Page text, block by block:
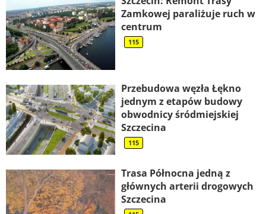
Zamkowej paraliżuje ruch w
centrum
115
Przebudowa węzła Łękno
jednym z etapów budowy
obwodnicy śródmiejskiej
Szczecina
115
Trasa Północna jedną z
głównych arterii drogowych
Szczecina